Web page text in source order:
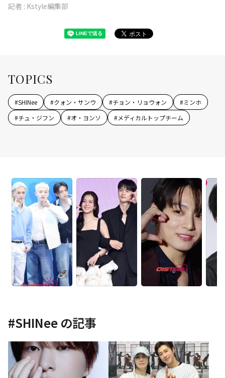
記者 : Kstyle編集部
TOPICS
#SHINee #クォン・サンウ #チョン・リョウォン #ミンホ
#チュ・ジフン #オ・ヨンソ #メディカルトップチーム
#SHINee の記事